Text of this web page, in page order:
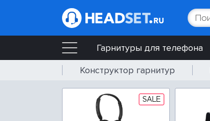
Гарнитуры для телефона
Конструктор гарнитур